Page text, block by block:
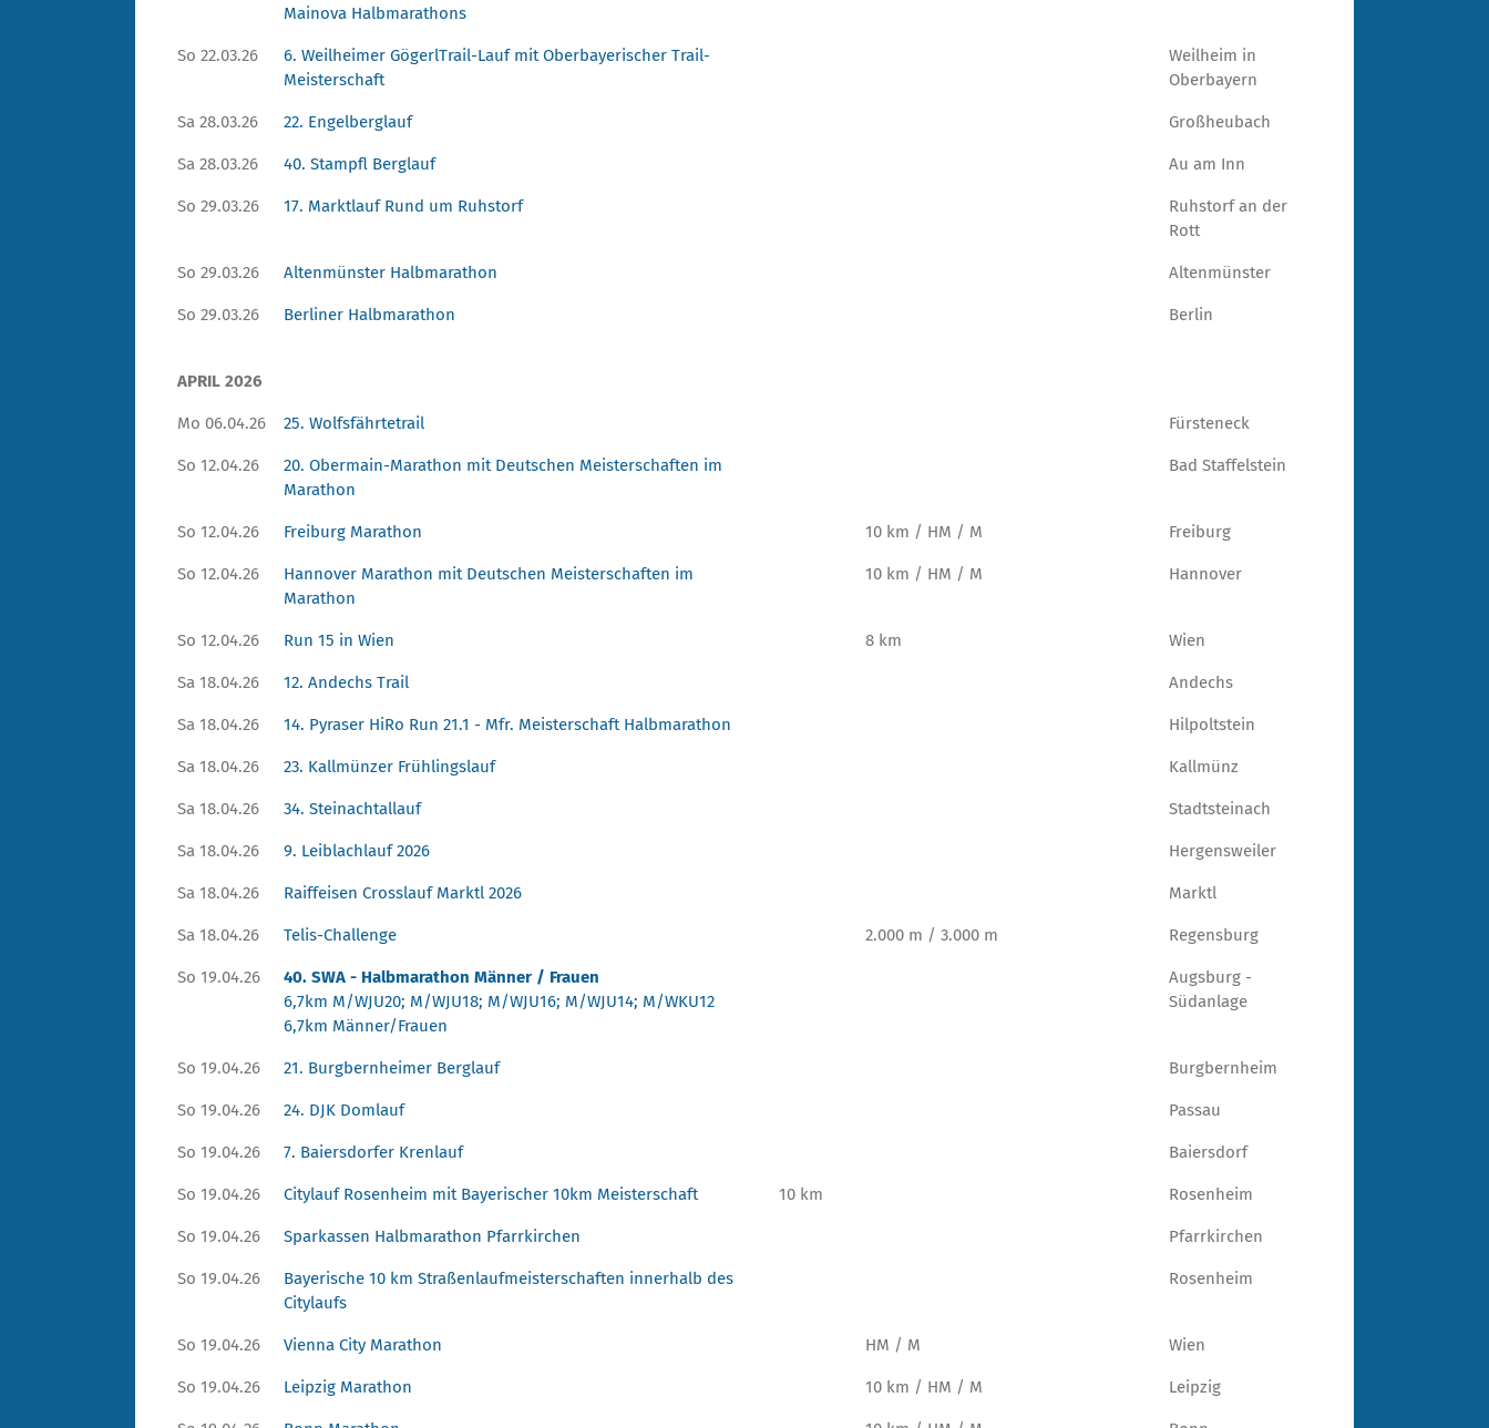
Mainova Halbmarathons
So 22.03.26
6. Weilheimer GögerlTrail-Lauf mit Oberbayerischer Trail-
Meisterschaft
Weilheim in
Oberbayern
Sa 28.03.26 22. Engelberglauf Großheubach
Sa 28.03.26 40. Stampfl Berglauf Au am Inn
So 29.03.26 17. Marktlauf Rund um Ruhstorf
Ruhstorf an der
Rott
So 29.03.26 Altenmünster Halbmarathon Altenmünster
So 29.03.26 Berliner Halbmarathon Berlin
APRIL 2026
Mo 06.04.26 25. Wolfsfährtetrail Fürsteneck
So 12.04.26
20. Obermain-Marathon mit Deutschen Meisterschaften im
Marathon
Bad Staffelstein
So 12.04.26 Freiburg Marathon 10 km / HM / M Freiburg
So 12.04.26
Hannover Marathon mit Deutschen Meisterschaften im
Marathon
10 km / HM / M Hannover
So 12.04.26 Run 15 in Wien 8 km Wien
Sa 18.04.26 12. Andechs Trail Andechs
Sa 18.04.26 14. Pyraser HiRo Run 21.1 - Mfr. Meisterschaft Halbmarathon Hilpoltstein
Sa 18.04.26 23. Kallmünzer Frühlingslauf Kallmünz
Sa 18.04.26 34. Steinachtallauf Stadtsteinach
Sa 18.04.26 9. Leiblachlauf 2026 Hergensweiler
Sa 18.04.26 Raiffeisen Crosslauf Marktl 2026 Marktl
Sa 18.04.26 Telis-Challenge 2.000 m / 3.000 m Regensburg
So 19.04.26
40. SWA - Halbmarathon Männer / Frauen
6,7km M/WJU20; M/WJU18; M/WJU16; M/WJU14; M/WKU12
6,7km Männer/Frauen
Augsburg -
Südanlage
So 19.04.26 21. Burgbernheimer Berglauf Burgbernheim
So 19.04.26 24. DJK Domlauf Passau
So 19.04.26 7. Baiersdorfer Krenlauf Baiersdorf
So 19.04.26 Citylauf Rosenheim mit Bayerischer 10km Meisterschaft 10 km Rosenheim
So 19.04.26 Sparkassen Halbmarathon Pfarrkirchen Pfarrkirchen
So 19.04.26
Bayerische 10 km Straßenlaufmeisterschaften innerhalb des
Citylaufs
Rosenheim
So 19.04.26 Vienna City Marathon HM / M Wien
So 19.04.26 Leipzig Marathon 10 km / HM / M Leipzig